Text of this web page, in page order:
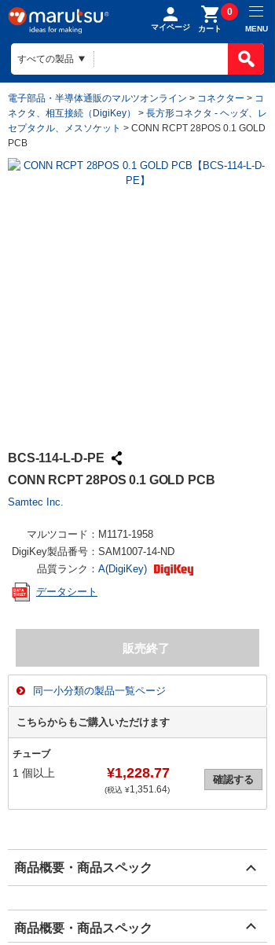
マイページ カート
0
MENU
電子部品・半導体通販のマルツオンライン > コネクター > コ
ネクタ、相互接続（DigiKey）
> 長方形コネクタ - ヘッダ、レ
セプタクル、メスソケット > CONN RCPT 28POS 0.1 GOLD
PCB
BCS-114-L-D-PE
CONN RCPT 28POS 0.1 GOLD PCB
Samtec Inc.
マルツコード： M1171-1958
DigiKey製品番号： SAM1007-14-ND
品質ランク： A(DigiKey)
データシート
同一小分類の製品一覧ページ
こちらからもご購入いただけます
チューブ
1 個以上 ¥1,228.77
(税込 ¥1,351.64)
確認する
商品概要・商品スペック
商品概要・商品スペック